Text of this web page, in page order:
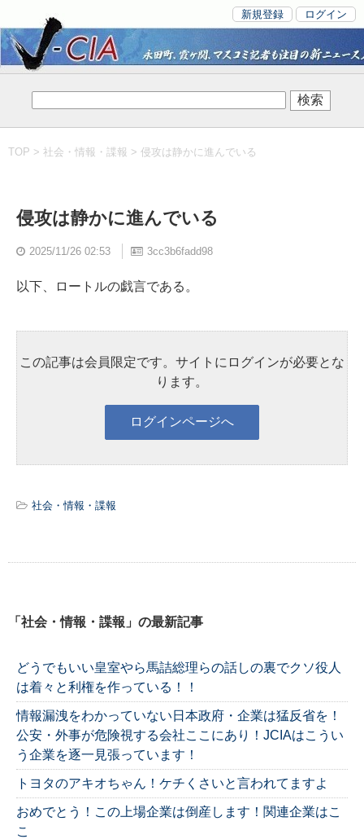
新規登録 ログイン
TOP > 社会・情報・諜報 > 侵攻は静かに進んでいる
侵攻は静かに進んでいる
2025/11/26 02:53 3cc3b6fadd98
以下、ロートルの戯言である。
この記事は会員限定です。サイトにログインが必要とな
ります。
社会・情報・諜報
「社会・情報・諜報」の最新記事
どうでもいい皇室やら馬詰総理らの話しの裏でクソ役人
は着々と利権を作っている！！
情報漏洩をわかっていない日本政府・企業は猛反省を！
公安・外事が危険視する会社ここにあり！JCIAはこうい
う企業を逐一見張っています！
トヨタのアキオちゃん！ケチくさいと言われてますよ
おめでとう！この上場企業は倒産します！関連企業はこ
こ